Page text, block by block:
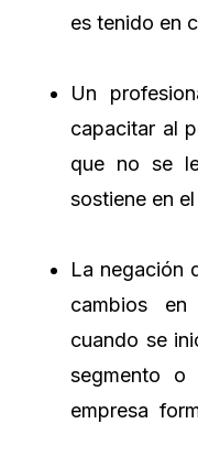
es tenido en
Un
capacitar al
que no se
sostiene en
La negación
cambios
cuando se
segmento
empresa